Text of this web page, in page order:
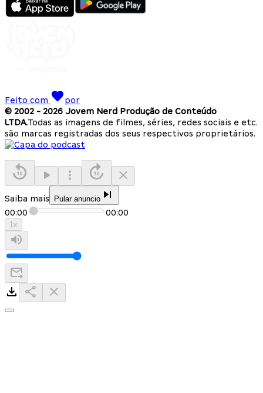
Feito com
por
© 2002 - 2026 Jovem Nerd Produção de Conteúdo
LTDA.Todas as imagens de filmes, séries, redes sociais e etc.
são marcas registradas dos seus respectivos proprietários.
Saiba mais Pular anuncio
00:00 00:00
1x